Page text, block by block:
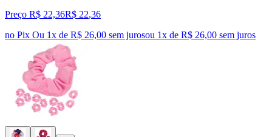
Preço R$ 22,36R$ 22,36
no Pix Ou 1x de R$ 26,00 sem jurosou 1x de R$ 26,00 sem juros